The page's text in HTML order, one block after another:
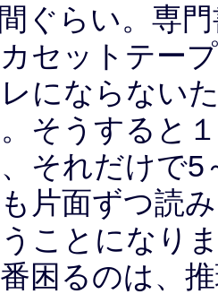
ぐらい。専
セットテー
にならない
そうすると
それだけで
片面ずつ読
ことになり
困るのは、